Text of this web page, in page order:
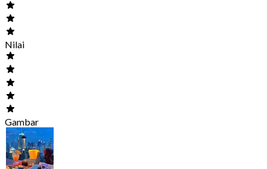
Nilai
Gambar